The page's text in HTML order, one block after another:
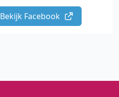
Bekijk Facebook